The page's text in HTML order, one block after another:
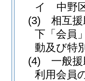
イ
中野
(3)
相互
下「会員
動及び特
(4)
一般
利用会員